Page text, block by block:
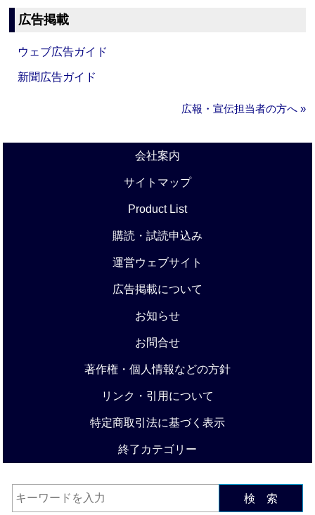
広告掲載
ウェブ広告ガイド
新聞広告ガイド
広報・宣伝担当者の方へ »
会社案内
サイトマップ
Product List
購読・試読申込み
運営ウェブサイト
広告掲載について
お知らせ
お問合せ
著作権・個人情報などの方針
リンク・引用について
特定商取引法に基づく表示
終了カテゴリー
検 索